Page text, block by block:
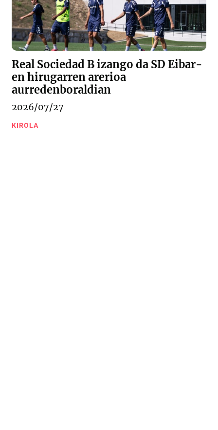
Real Sociedad B izango da SD Eibar-
en hirugarren arerioa
aurredenboraldian
2026/07/27
KIROLA